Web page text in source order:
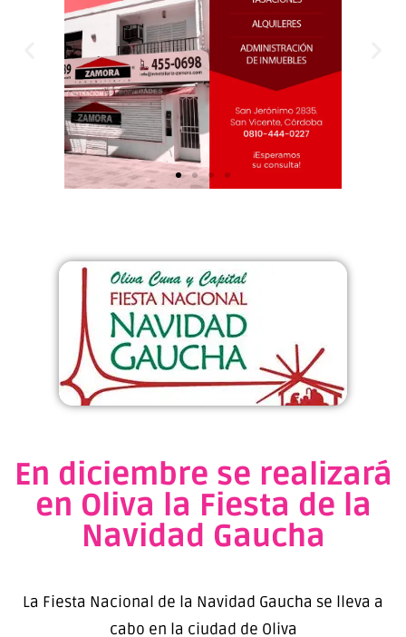
En diciembre se realizará
en Oliva la Fiesta de la
Navidad Gaucha
La Fiesta Nacional de la Navidad Gaucha se lleva a
cabo en la ciudad de Oliva